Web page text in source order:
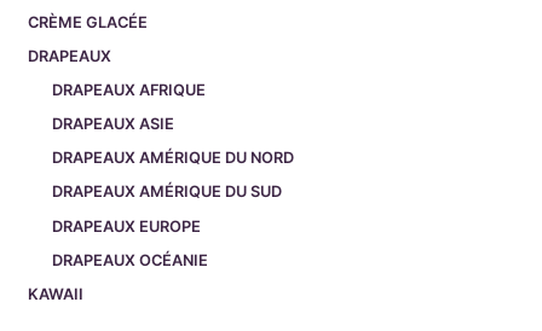
CRÈME GLACÉE
DRAPEAUX
DRAPEAUX AFRIQUE
DRAPEAUX ASIE
DRAPEAUX AMÉRIQUE DU NORD
DRAPEAUX AMÉRIQUE DU SUD
DRAPEAUX EUROPE
DRAPEAUX OCÉANIE
KAWAII